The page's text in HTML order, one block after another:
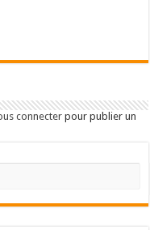
connecter pour publier un